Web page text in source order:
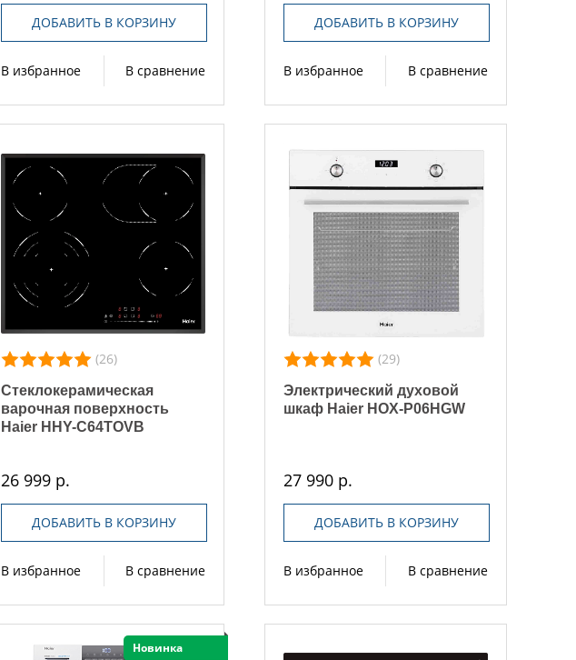
ДОБАВИТЬ В КОРЗИНУ
В избранное В сравнение
ДОБАВИТЬ В КОРЗИНУ
В избранное В сравнение
(26)
Стеклокерамическая
варочная поверхность
Haier HHY-C64TOVB
26 999 р.
ДОБАВИТЬ В КОРЗИНУ
В избранное В сравнение
(29)
Электрический духовой
шкаф Haier HOX-P06HGW
27 990 р.
ДОБАВИТЬ В КОРЗИНУ
В избранное В сравнение
Новинка